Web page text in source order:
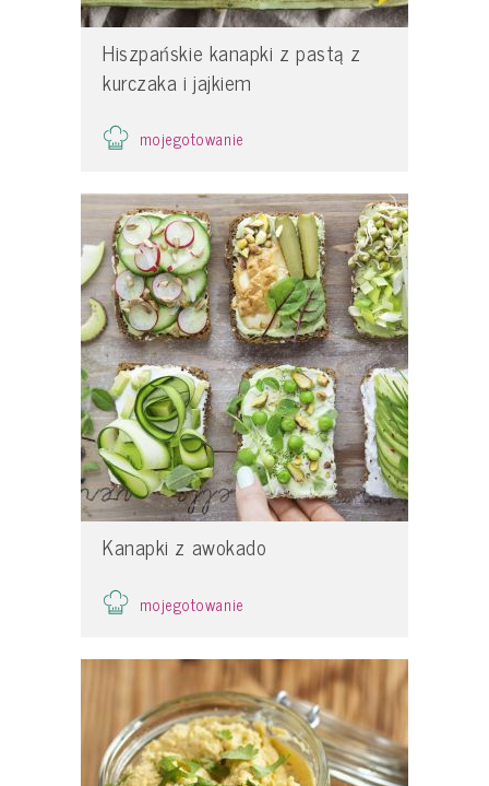
Hiszpańskie kanapki z pastą z
kurczaka i jajkiem
mojegotowanie
Kanapki z awokado
mojegotowanie